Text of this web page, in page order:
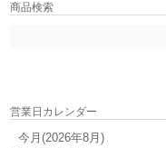
商品検索
営業日カレンダー
今月(2026年8月)